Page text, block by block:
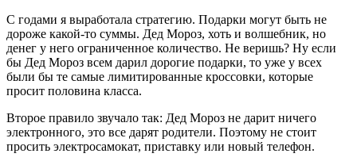
С годами я выработала стратегию. Подарки могут быть не
дороже какой-то суммы. Дед Мороз, хоть и волшебник, но
денег у него ограниченное количество. Не веришь? Ну если
бы Дед Мороз всем дарил дорогие подарки, то уже у всех
были бы те самые лимитированные кроссовки, которые
просит половина класса.
Второе правило звучало так: Дед Мороз не дарит ничего
электронного, это все дарят родители. Поэтому не стоит
просить электросамокат, приставку или новый телефон.